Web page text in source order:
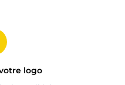
logo